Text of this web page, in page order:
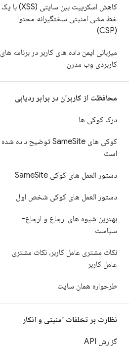
کاهش اسکریپت بین سایتی (XSS) با یک
خط مشی امنیتی سختگیرانه محتوا
(CSP)
میزبانی ایمن داده های کاربر در برنامه های
کاربردی وب مدرن
محافظت از کاربران در برابر ردیابی
درک کوکی ها
کوکی های Same
Site توضیح داده شده
است
دستور العمل های کوکی Same Site
دستور العمل های کوکی شخص اول
بهترین شیوه های ارجاع و ارجاع-
سیاست
نکات مشتری عامل کاربر، نکات مشتری
عامل کاربر
طرحواره همان سایت
نظارت بر تخلفات امنیتی و انکار
گزارش API